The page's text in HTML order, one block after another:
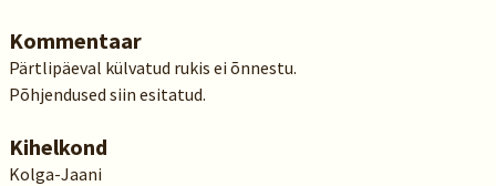
Kommentaar
Pärtlipäeval külvatud rukis ei õnnestu.
Põhjendused siin esitatud.
Kihelkond
Kolga-Jaani